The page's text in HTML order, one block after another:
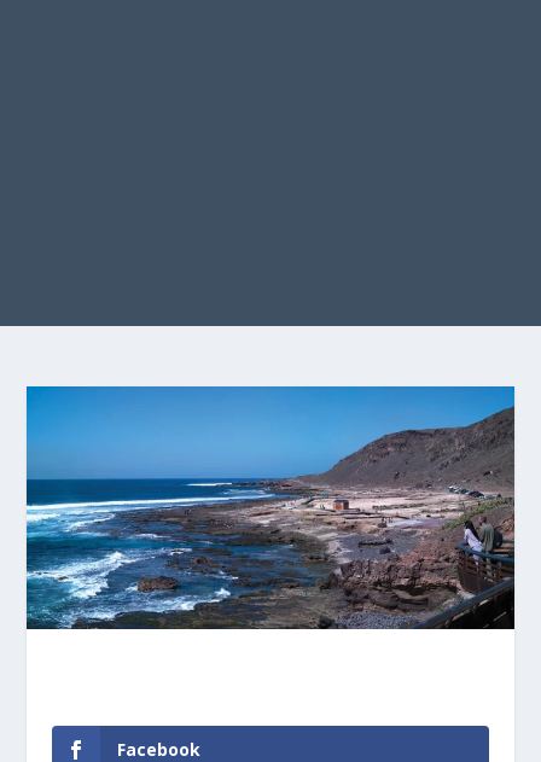
Facebook